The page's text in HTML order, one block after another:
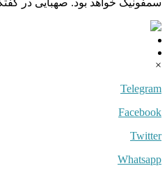
×
Telegram
Facebook
Twitter
Whatsapp